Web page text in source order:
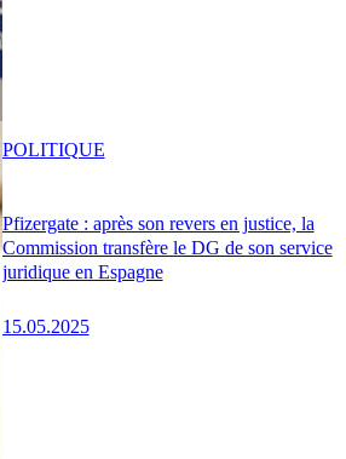
Pfizergate : après son revers en justice, la
Commission transfère le DG de son service
juridique en Espagne
15.05.2025
POLITIQUE